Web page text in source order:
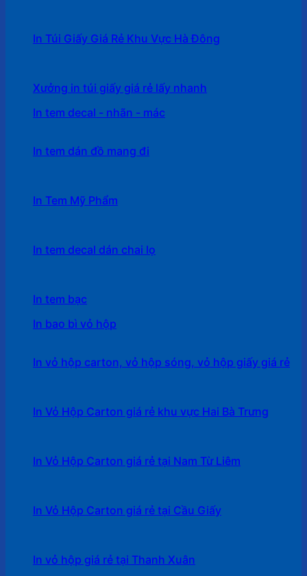
In Túi Giấy Giá Rẻ Khu Vực Hà Đông
Xưởng in túi giấy giá rẻ lấy nhanh
In tem decal - nhãn - mác
In tem dán đồ mang đi
In Tem Mỹ Phẩm
In tem decal dán chai lọ
In tem bạc
In bao bì vỏ hộp
In vỏ hộp carton, vỏ hộp sóng, vỏ hộp giấy giá rẻ
In Vỏ Hộp Carton giá rẻ khu vực Hai Bà Trưng
In Vỏ Hộp Carton giá rẻ tại Nam Từ Liêm
In Vỏ Hộp Carton giá rẻ tại Cầu Giấy
In vỏ hộp giá rẻ tại Thanh Xuân